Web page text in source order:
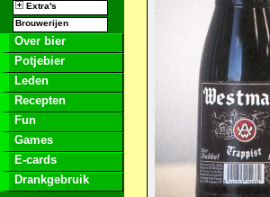
Extra's
Brouwerijen
Over bier
Potjebier
Leden
Recepten
Fun
Games
E-cards
Drankgebruik